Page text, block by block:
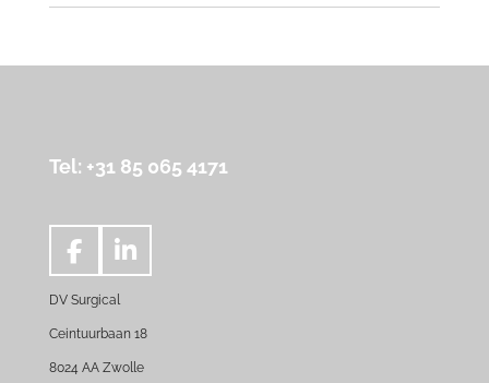
Tel: +31 85 065 4171
F
c
e
L
n
k
DV Surgical
Ceintuurbaan 18
8024 AA Zwolle